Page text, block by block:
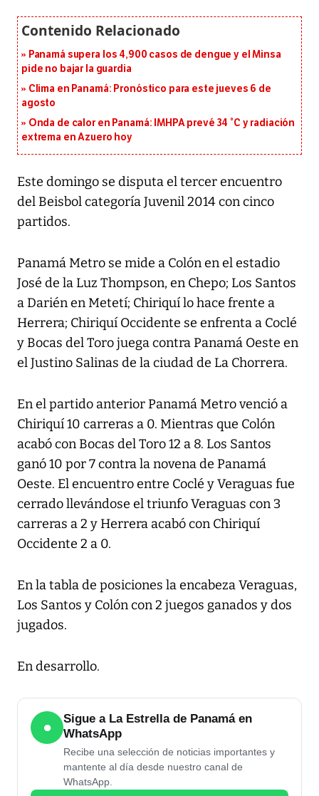
Panamá supera los 4,900 casos de dengue y el Minsa
pide no bajar la guardia
Clima en Panamá: Pronóstico para este jueves 6 de
agosto
Onda de calor en Panamá: IMHPA prevé 34 °C y radiación
extrema en Azuero hoy
Este domingo se disputa el tercer encuentro
del Beisbol categoría Juvenil 2014 con cinco
partidos.
Panamá Metro se mide a Colón en el estadio
José de la Luz Thompson, en Chepo; Los Santos
a Darién en Metetí; Chiriquí lo hace frente a
Herrera; Chiriquí Occidente se enfrenta a Coclé
y Bocas del Toro juega contra Panamá Oeste en
el Justino Salinas de la ciudad de La Chorrera.
En el partido anterior Panamá Metro venció a
Chiriquí 10 carreras a 0. Mientras que Colón
acabó con Bocas del Toro 12 a 8. Los Santos
ganó 10 por 7 contra la novena de Panamá
Oeste. El encuentro entre Coclé y Veraguas fue
cerrado llevándose el triunfo Veraguas con 3
carreras a 2 y Herrera acabó con Chiriquí
Occidente 2 a 0.
En la tabla de posiciones la encabeza Veraguas,
Los Santos y Colón con 2 juegos ganados y dos
jugados.
En desarrollo.
●
Sigue a La Estrella de Panamá en
WhatsApp
Recibe una selección de noticias importantes y
mantente al día desde nuestro canal de
WhatsApp.